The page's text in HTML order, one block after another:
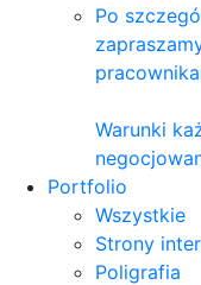
Po
Warunki
Portfolio
Wszystkie
Strony
Poligrafia